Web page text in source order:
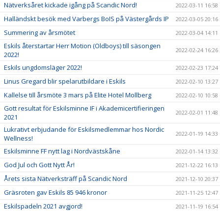
Nätverksåret kickade igång på Scandic Nord! 2022-03-11 16:58
Halländskt besök med Varbergs BoIS på Västergårds IP 2022-03-05 20:16
Summering av årsmötet 2022-03-04 14:11
Eskils återstartar Herr Motion (Oldboys) till säsongen
2022!
2022-02-24 16:26
Eskils ungdomsläger 2022! 2022-02-23 17:24
Linus Gregard blir spelarutbildare i Eskils 2022-02-10 13:27
Kallelse till årsmöte 3 mars på Elite Hotel Mollberg 2022-02-10 10:58
Gott resultat för Eskilsminne IF i Akademicertifieringen
2021
2022-02-01 11:48
Lukrativt erbjudande för Eskilsmedlemmar hos Nordic
Wellness!
2022-01-19 14:33
Eskilsminne FF nytt lag i Nordvästskåne 2022-01-14 13:32
God Jul och Gott Nytt År! 2021-12-22 16:13
Årets sista Nätverksträff på Scandic Nord 2021-12-10 20:37
Gräsroten gav Eskils 85 946 kronor 2021-11-25 12:47
Eskilspadeln 2021 avgjord! 2021-11-19 16:54